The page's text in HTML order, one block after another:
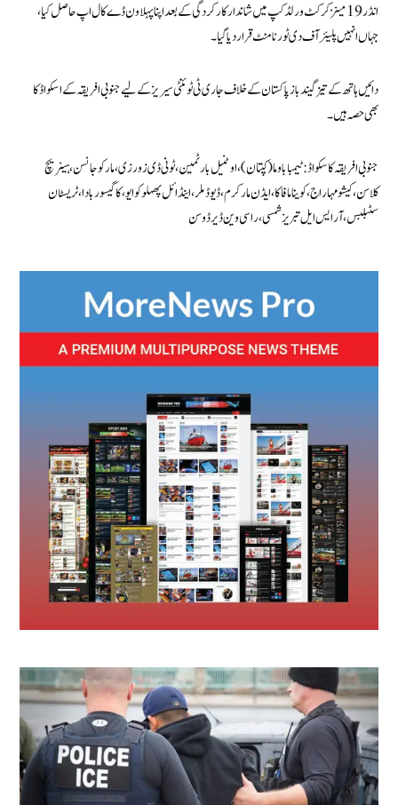
انڈر 19 مینز کرکٹ ورلڈ کپ میں شاندار کارکردگی کے بعد اپنا پہلا ون ڈے کال اپ حاصل کیا،
جہاں انہیں پلیئر آف دی ٹورنامنٹ قرار دیا گیا۔
دائیں ہاتھ کے تیز گیند باز پاکستان کے خلاف جاری ٹی ٹوئنٹی سیریز کے لیے جنوبی افریقہ کے اسکواڈ کا
بھی حصہ ہیں۔
جنوبی افریقہ کا سکواڈ: ٹیمبا باوما (کپتان)، اوٹنیل بارٹمین، ٹونی ڈی زورزی، مارکو جانسن، ہینریچ
کلاسن، کیشو مہاراج، کوینا مافاکا، ایڈن مارکرم، ڈیوڈ ملر، اینڈائل پھہلوکوایو، کاگیسو ربادا، ٹریسٹان
سٹبلبس، آر ایس ایل تبریز شمسی، راسی وین ڈیر ڈوسن